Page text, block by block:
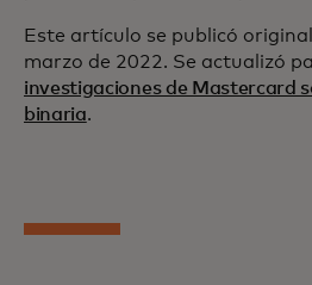
Este artículo se publicó
marzo de 2022. Se actualizó
investigaciones de Mastercard
binaria.